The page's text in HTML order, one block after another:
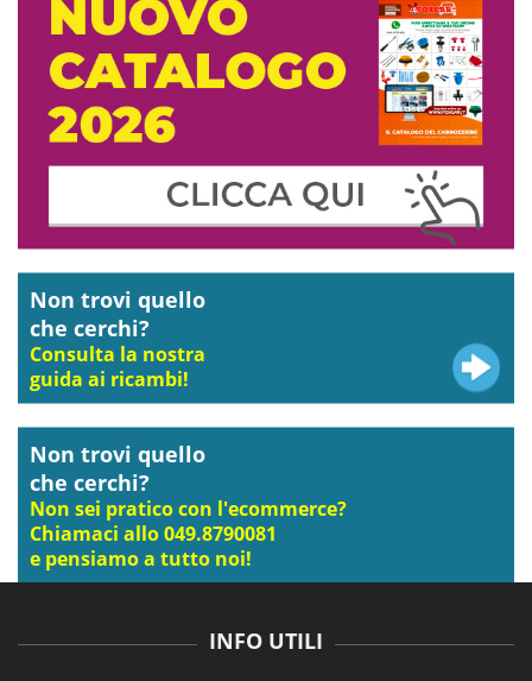
Non trovi quello
che cerchi?
Consulta la nostra
guida ai ricambi!
Non trovi quello
che cerchi?
Non sei pratico con l'ecommerce?
Chiamaci allo 049.8790081
e pensiamo a tutto noi!
INFO UTILI